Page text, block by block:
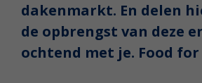
dakenmarkt. En delen
de opbrengst van deze
ochtend met je. Food